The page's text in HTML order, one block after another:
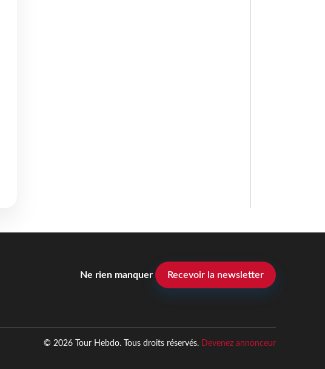
Ne rien manquer Recevoir la newsletter
© 2026 Tour Hebdo. Tous droits réservés. Devenez annonceur